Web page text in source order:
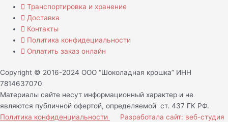
Транспортировка и хранение
Доставка
Контакты
Политика конфидециальности
Оплатить заказ онлайн
Copyright © 2016-2024 ООО “Шоколадная крошка” ИНН
7814637070
Материалы сайте несут информационный характер и не
являются публичной офертой, определяемой ст. 437 ГК РФ.
Политика конфиденциальности
Разработала сайт: веб-студия